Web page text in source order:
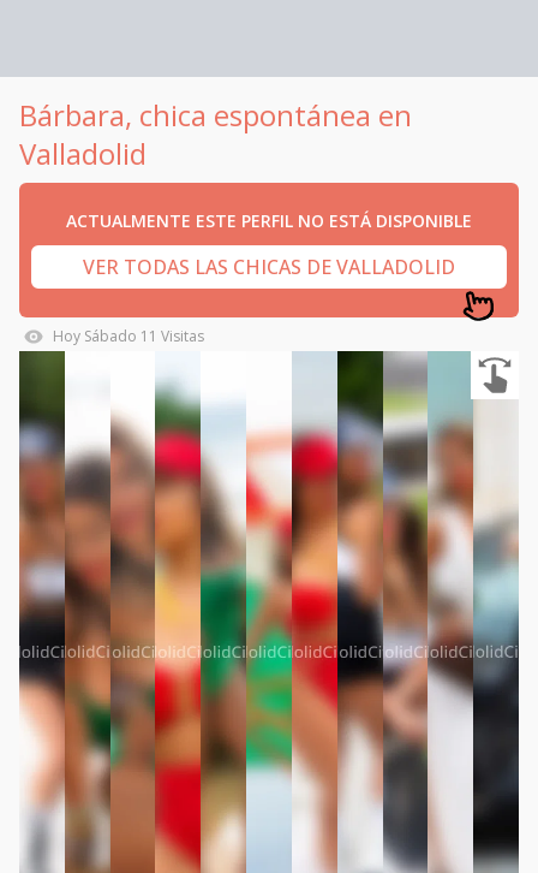
Bárbara, chica espontánea en
Valladolid
ACTUALMENTE ESTE PERFIL NO ESTÁ DISPONIBLE
VER TODAS LAS CHICAS DE VALLADOLID
Hoy Sábado 11 Visitas